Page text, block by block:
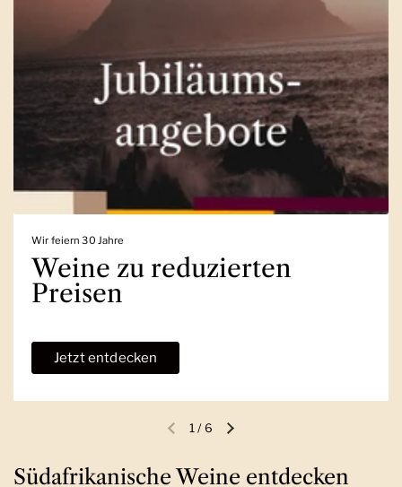
Wir feiern 30 Jahre
Weine zu reduzierten
Preisen
Jetzt entdecken
Vorherige FolieNächste Folie
1 /6
Südafrikanische Weine entdecken